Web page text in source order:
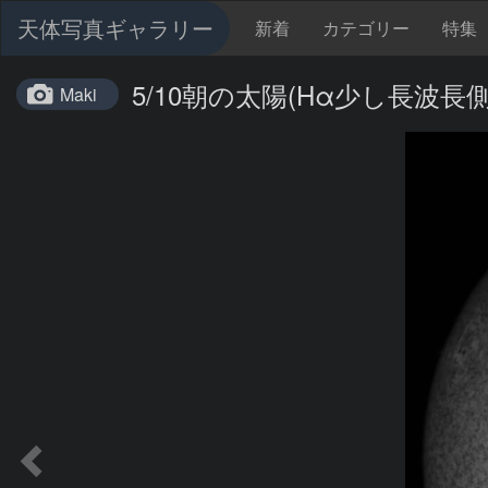
天体写真ギャラリー 新着 カテゴリー 特集
Maki 5/10朝の太陽(Hα少し長波長